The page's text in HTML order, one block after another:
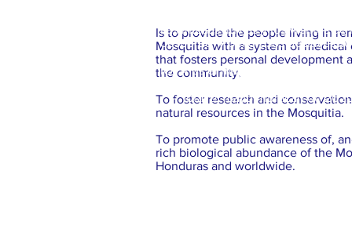
Is to provide the people living in
Mosquitia with a system of medical
that fosters personal development
the community.
To foster research and
natural resources in the Mosquitia.
To promote public awareness of,
rich biological abundance of the
Honduras and worldwide.
Las intesas lluvias y los vientos de
desborde y peligrosos deslaves
IOTA es el mayor huracán, en al
- Iota: el mayor huracan de 2020